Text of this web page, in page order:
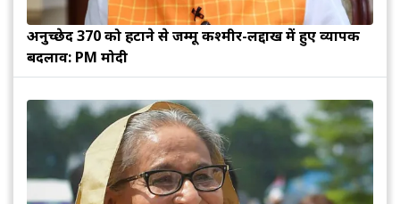
अनुच्छेद 370 को हटाने से जम्मू कश्मीर-लद्दाख में हुए व्यापक
बदलाव: PM मोदी